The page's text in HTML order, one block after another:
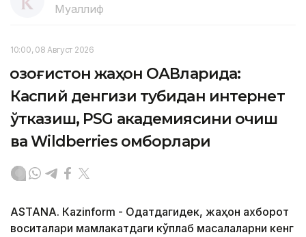
Муаллиф
10:00, 08 Август 2026
Қозоғистон жаҳон ОАВларида:
Каспий денгизи тубидан интернет
ўтказиш, PSG академиясини очиш
ва Wildberries омборлари
ASTANА. Кazinform - Одатдагидек, жаҳон ахборот
воситалари мамлакатдаги кўплаб масалаларни кенг